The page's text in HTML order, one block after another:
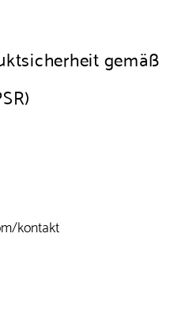
gemäß
kontakt